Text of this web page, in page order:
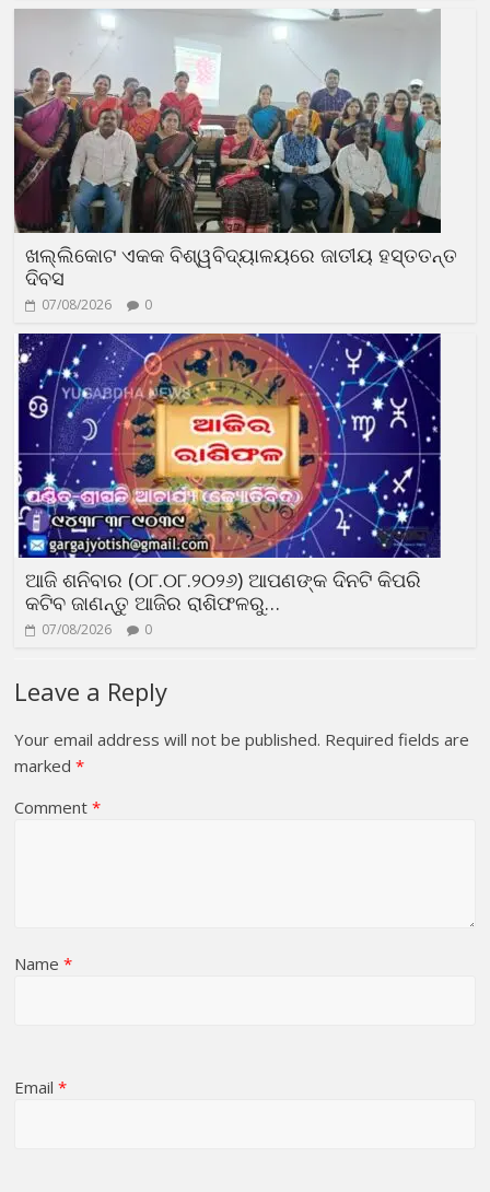
ଖଲ୍ଲିକୋଟ ଏକକ ବିଶ୍ୱବିଦ୍ୟାଳୟରେ ଜାତୀୟ ହସ୍ତତନ୍ତ
ଦିବସ
07/08/2026 0
ଆଜି ଶନିବାର (୦୮.୦୮.୨୦୨୬) ଆପଣଙ୍କ ଦିନଟି କିପରି
କଟିବ ଜାଣନ୍ତୁ ଆଜିର ରାଶିଫଳରୁ…
07/08/2026 0
Leave a Reply
Your email address will not be published. Required fields are
marked*
Comment*
Name*
Email*